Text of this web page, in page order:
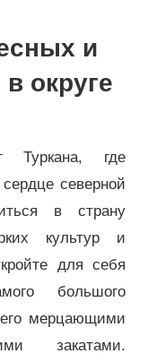
и
округе
Туркана, где
северной
в страну
культур и
для себя
большого
мерцающими
закатами.